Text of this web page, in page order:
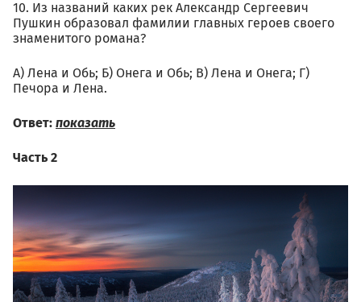
10. Из названий каких рек Александр Сергеевич
Пушкин образовал фамилии главных героев своего
знаменитого романа?
А) Лена и Обь; Б) Онега и Обь; В) Лена и Онега; Г)
Печора и Лена.
Ответ: показать
Часть 2
2.1.jpg